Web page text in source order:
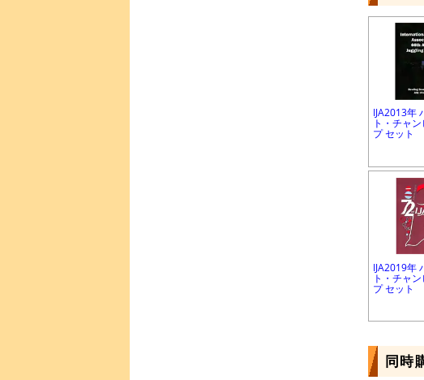
IJA2013年
ト・チャ
プ セット
IJA2019年
ト・チャ
プ セット
同時